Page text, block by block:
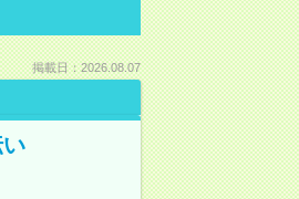
掲載日：2026.08.07